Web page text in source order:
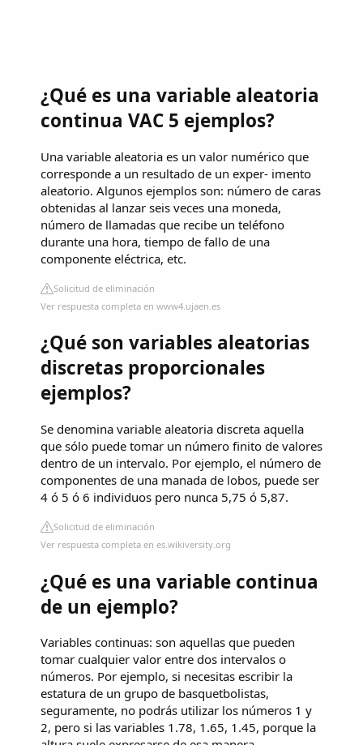
¿Qué es una variable aleatoria
continua VAC 5 ejemplos?
Una variable aleatoria es un valor numérico que
corresponde a un resultado de un exper- imento
aleatorio. Algunos ejemplos son: número de caras
obtenidas al lanzar seis veces una moneda,
número de llamadas que recibe un teléfono
durante una hora, tiempo de fallo de una
componente eléctrica, etc.
Solicitud de eliminación
Ver respuesta completa en www4.ujaen.es
¿Qué son variables aleatorias
discretas proporcionales
ejemplos?
Se denomina variable aleatoria discreta aquella
que sólo puede tomar un número finito de valores
dentro de un intervalo. Por ejemplo, el número de
componentes de una manada de lobos, puede ser
4 ó 5 ó 6 individuos pero nunca 5,75 ó 5,87.
Solicitud de eliminación
Ver respuesta completa en es.wikiversity.org
¿Qué es una variable continua
de un ejemplo?
Variables continuas: son aquellas que pueden
tomar cualquier valor entre dos intervalos o
números. Por ejemplo, si necesitas escribir la
estatura de un grupo de basquetbolistas,
seguramente, no podrás utilizar los números 1 y
2, pero si las variables 1.78, 1.65, 1.45, porque la